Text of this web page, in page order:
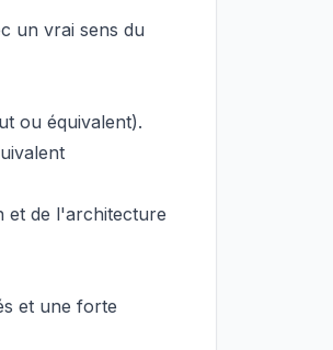
un vrai sens du
ou équivalent).
et de l'architecture
et une forte